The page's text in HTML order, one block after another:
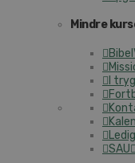
Mindre
I
SAU